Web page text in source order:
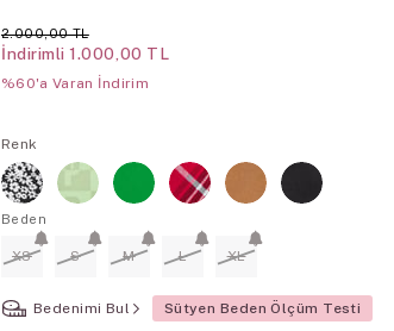
2.000,00 TL
İndirimli 1.000,00 TL
%60'a Varan İndirim
Renk
Beden
XS S M L XL
Bedenimi Bul Sütyen Beden Ölçüm Testi